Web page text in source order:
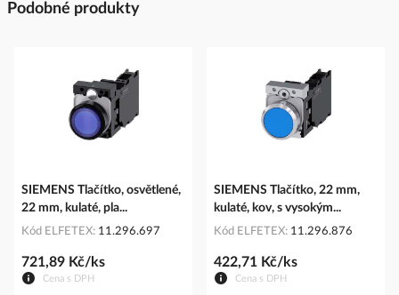
Podobné produkty
SIEMENS Tlačítko, osvětlené,
22 mm, kulaté, pla...
Kód ELFETEX 11.296.697
Cena s DPH
721,89 Kč/ks
SIEMENS Tlačítko, 22 mm,
kulaté, kov, s vysokým...
Kód ELFETEX 11.296.876
Cena s DPH
422,71 Kč/ks